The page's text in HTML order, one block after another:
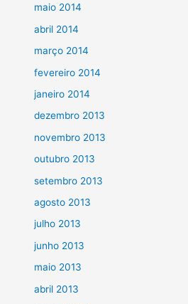
maio 2014
abril 2014
março 2014
fevereiro 2014
janeiro 2014
dezembro 2013
novembro 2013
outubro 2013
setembro 2013
agosto 2013
julho 2013
junho 2013
maio 2013
abril 2013